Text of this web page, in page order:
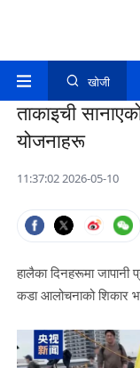
खोजी
ताकाइची
योजनाहरू
11:37:02 2026-05-10
हालैका दिनहरूमा जापानी
कडा आलोचनाको शिकार